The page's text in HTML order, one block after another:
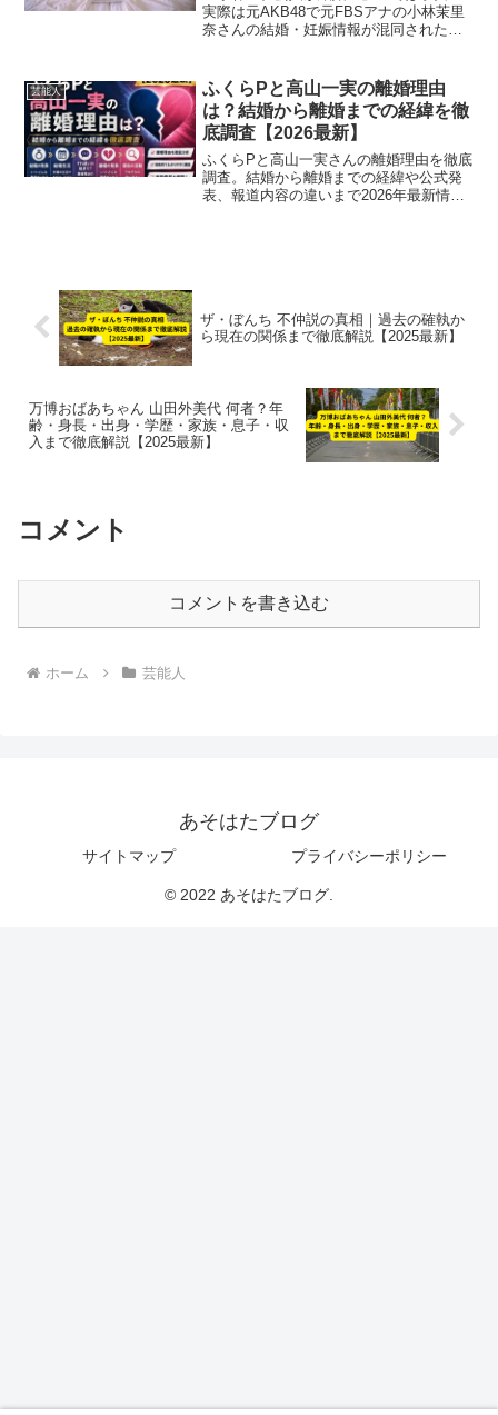
実際は元AKB48で元FBSアナの小林茉里
奈さんの結婚・妊娠情報が混同された話
芸能人
ふくらPと高山一実の離婚理由
は？結婚から離婚までの経緯を徹
底調査【2026最新】
ふくらPと高山一実さんの離婚理由を徹底
調査。結婚から離婚までの経緯や公式発
表、報道内容の違いまで2026年最新情報
ザ・ぼんち 不仲説の真相｜過去の確執か
ら現在の関係まで徹底解説【2025最新】
万博おばあちゃん 山田外美代 何者？年
齢・身長・出身・学歴・家族・息子・収
入まで徹底解説【2025最新】
コメント
コメントを書き込む
ホーム 芸能人
あそはたブログ
サイトマップ プライバシーポリシー
© 2022 あそはたブログ.